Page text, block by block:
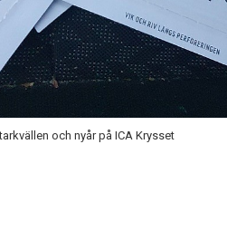
och nyår på ICA Krysset